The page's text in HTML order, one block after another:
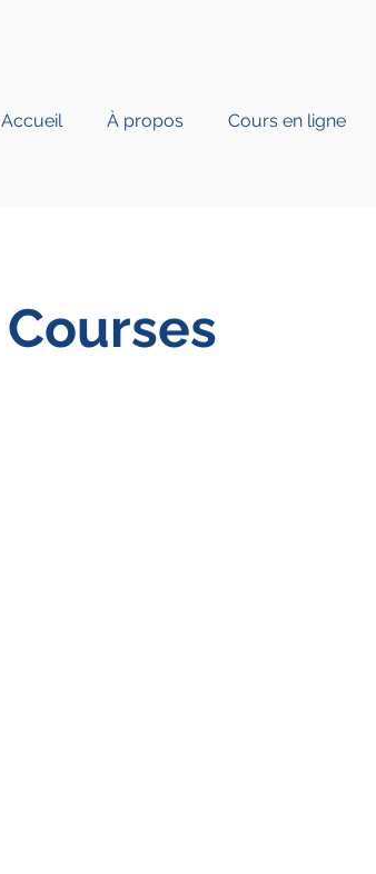
Accueil À propos Cours en ligne
Courses